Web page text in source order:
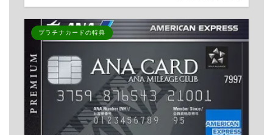
プラチナカードの特典